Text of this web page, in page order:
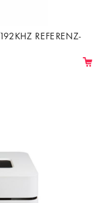
REFERENZ-